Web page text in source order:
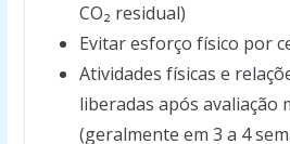
CO₂ residual)
Evitar esforço físico por
Atividades físicas e
liberadas após avaliação
(geralmente em 3 a 4